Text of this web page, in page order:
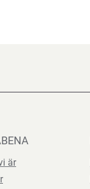
är